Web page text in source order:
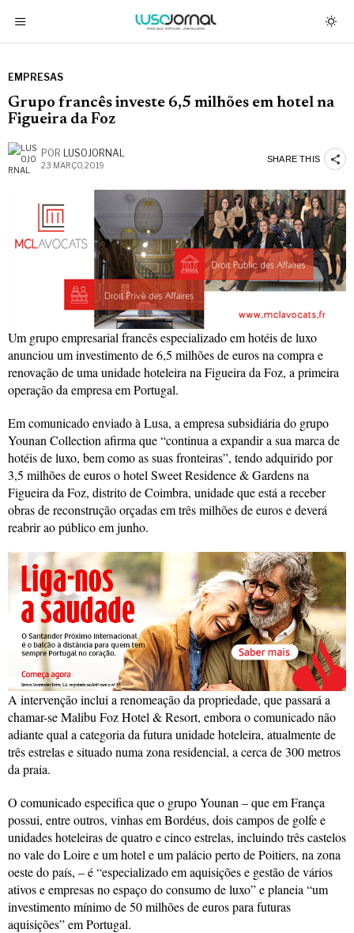
EMPRESAS
Grupo francês investe 6,5 milhões em hotel na
Figueira da Foz
POR LUSOJORNAL
23 MARÇO, 2019
SHARE THIS
Um grupo empresarial francês especializado em hotéis de luxo
anunciou um investimento de 6,5 milhões de euros na compra e
renovação de uma unidade hoteleira na Figueira da Foz, a primeira
operação da empresa em Portugal.
Em comunicado enviado à Lusa, a empresa subsidiária do grupo
Younan Collection afirma que “continua a expandir a sua marca de
hotéis de luxo, bem como as suas fronteiras”, tendo adquirido por
3,5 milhões de euros o hotel Sweet Residence & Gardens na
Figueira da Foz, distrito de Coimbra, unidade que está a receber
obras de reconstrução orçadas em três milhões de euros e deverá
reabrir ao público em junho.
A intervenção inclui a renomeação da propriedade, que passará a
chamar-se Malibu Foz Hotel & Resort, embora o comunicado não
adiante qual a categoria da futura unidade hoteleira, atualmente de
três estrelas e situado numa zona residencial, a cerca de 300 metros
da praia.
O comunicado especifica que o grupo Younan – que em França
possui, entre outros, vinhas em Bordéus, dois campos de golfe e
unidades hoteleiras de quatro e cinco estrelas, incluindo três castelos
no vale do Loire e um hotel e um palácio perto de Poitiers, na zona
oeste do país, – é “especializado em aquisições e gestão de vários
ativos e empresas no espaço do consumo de luxo” e planeia “um
investimento mínimo de 50 milhões de euros para futuras
aquisições” em Portugal.